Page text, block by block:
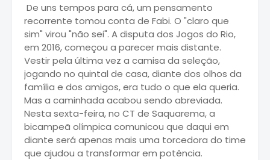
De uns tempos para cá, um pensamento
recorrente tomou conta de Fabi. O "claro que
sim" virou "não sei". A disputa dos Jogos do Rio,
em 2016, começou a parecer mais distante.
Vestir pela última vez a camisa da seleção,
jogando no quintal de casa, diante dos olhos da
família e dos amigos, era tudo o que ela queria.
Mas a caminhada acabou sendo abreviada.
Nesta sexta-feira, no CT de Saquarema, a
bicampeã olímpica comunicou que daqui em
diante será apenas mais uma torcedora do time
que ajudou a transformar em potência.